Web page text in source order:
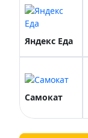
Яндекс Еда
Самокат